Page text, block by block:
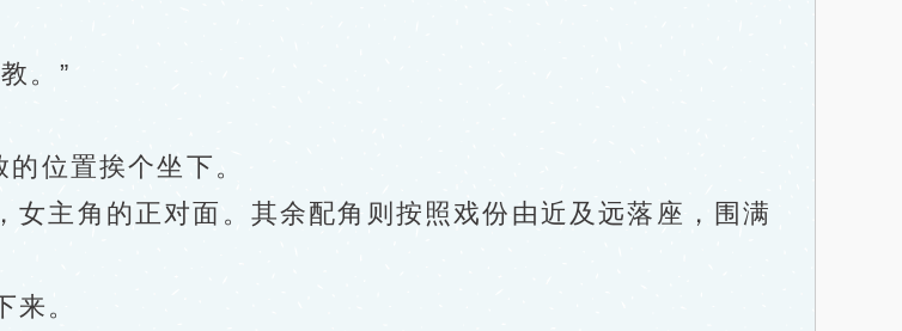
。”
位置挨个坐下。
主角的正对面。其余配角则按照戏份由近及远落座，围满
。